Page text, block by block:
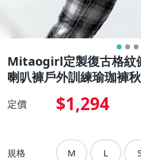
Mitaogirl定製復古格紋
喇叭褲戶外訓練瑜珈褲秋
定價 $1,294
規格 M L